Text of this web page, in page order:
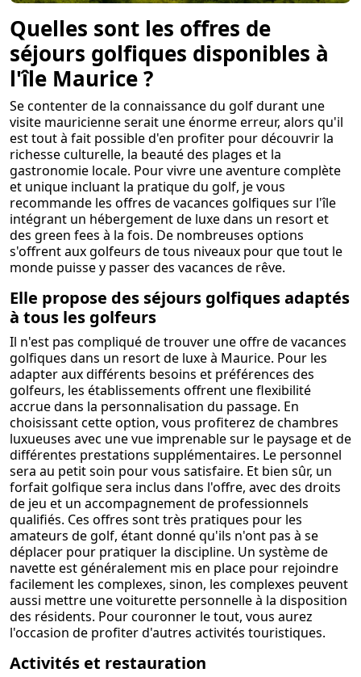
Quelles sont les offres de
séjours golfiques disponibles à
l'île Maurice ?
Se contenter de la connaissance du golf durant une
visite mauricienne serait une énorme erreur, alors qu'il
est tout à fait possible d'en profiter pour découvrir la
richesse culturelle, la beauté des plages et la
gastronomie locale. Pour vivre une aventure complète
et unique incluant la pratique du golf, je vous
recommande les offres de vacances golfiques sur l'île
intégrant un hébergement de luxe dans un resort et
des green fees à la fois. De nombreuses options
s'offrent aux golfeurs de tous niveaux pour que tout le
monde puisse y passer des vacances de rêve.
Elle propose des séjours golfiques adaptés
à tous les golfeurs
Il n'est pas compliqué de trouver une offre de vacances
golfiques dans un resort de luxe à Maurice. Pour les
adapter aux différents besoins et préférences des
golfeurs, les établissements offrent une flexibilité
accrue dans la personnalisation du passage. En
choisissant cette option, vous profiterez de chambres
luxueuses avec une vue imprenable sur le paysage et de
différentes prestations supplémentaires. Le personnel
sera au petit soin pour vous satisfaire. Et bien sûr, un
forfait golfique sera inclus dans l'offre, avec des droits
de jeu et un accompagnement de professionnels
qualifiés. Ces offres sont très pratiques pour les
amateurs de golf, étant donné qu'ils n'ont pas à se
déplacer pour pratiquer la discipline. Un système de
navette est généralement mis en place pour rejoindre
facilement les complexes, sinon, les complexes peuvent
aussi mettre une voiturette personnelle à la disposition
des résidents. Pour couronner le tout, vous aurez
l'occasion de profiter d'autres activités touristiques.
Activités et restauration